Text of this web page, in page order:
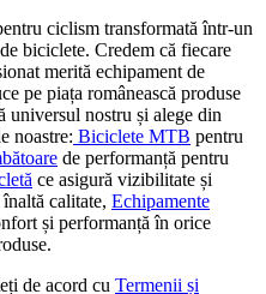
ciclism transformată într-un
biciclete. Credem că fiecare
merită echipament de
pe piața românească produse
universul nostru și alege din
noastre: Biciclete MTB pentru
de performanță pentru
ce asigură vizibilitate și
înaltă calitate, Echipamente
și performanță în orice
de acord cu Termenii și